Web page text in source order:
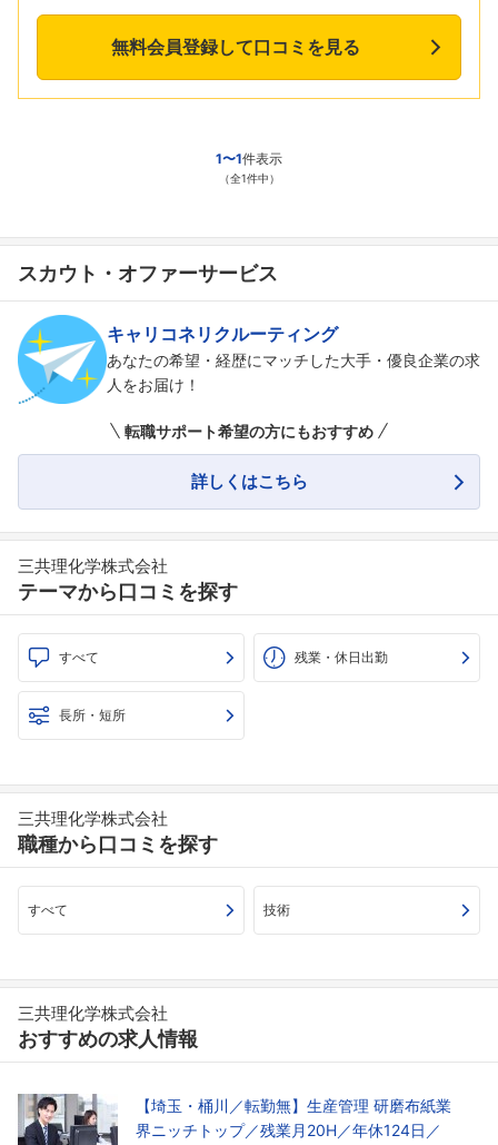
無料会員登録して口コミを見る
1〜1件表示
（全1件中）
スカウト・オファーサービス
キャリコネリクルーティング
あなたの希望・経歴にマッチした大手・優良企業の求
人をお届け！
転職サポート希望の方にもおすすめ
詳しくはこちら
三共理化学株式会社
テーマから口コミを探す
すべて 残業・休日出勤
長所・短所
三共理化学株式会社
職種から口コミを探す
すべて 技術
三共理化学株式会社
おすすめの求人情報
【埼玉・桶川／転勤無】生産管理 研磨布紙業
界ニッチトップ／残業月20H／年休124日／